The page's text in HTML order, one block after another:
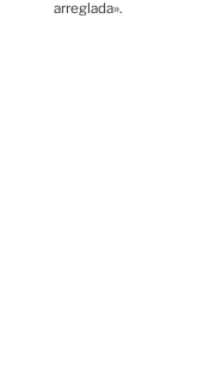
arreglada».